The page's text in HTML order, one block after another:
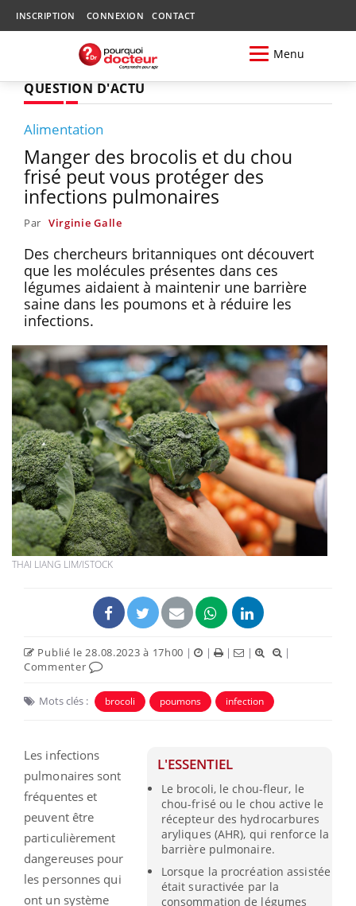
INSCRIPTION CONNEXION CONTACT
Menu
QUESTION D'ACTU
Alimentation
Manger des brocolis et du chou
frisé peut vous protéger des
infections pulmonaires
Par Virginie Galle
Des chercheurs britanniques ont découvert
que les molécules présentes dans ces
légumes aidaient à maintenir une barrière
saine dans les poumons et à réduire les
infections.
THAI LIANG LIM/ISTOCK
Publié le 28.08.2023 à 17h00 | | | |
|
Commenter
Mots clés : brocoli poumons infection
L'ESSENTIEL
Le brocoli, le chou-fleur, le
chou-frisé ou le chou active le
récepteur des hydrocarbures
aryliques (AHR), qui renforce la
barrière pulmonaire.
Lorsque la procréation assistée
était suractivée par la
consommation de légumes
Les infections
pulmonaires sont
fréquentes et
peuvent être
particulièrement
dangereuses pour
les personnes qui
ont un système